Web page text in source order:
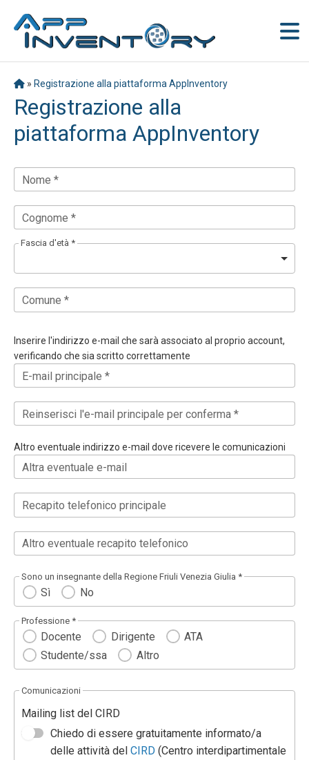
» Registrazione alla piattaforma AppInventory
Registrazione alla
piattaforma AppInventory
Nome *
Cognome *
Fascia d'età *
Comune *
Inserire l'indirizzo e-mail che sarà associato al proprio account,
verificando che sia scritto correttamente
E-mail principale *
Reinserisci l'e-mail principale per conferma *
Altro eventuale indirizzo e-mail dove ricevere le comunicazioni
Altra eventuale e-mail
Recapito telefonico principale
Altro eventuale recapito telefonico
Sono un insegnante della Regione Friuli Venezia Giulia *
Sì No
Professione *
Docente Dirigente
ATA
Studente/ssa
Altro
Comunicazioni
Mailing list del CIRD
Chiedo di essere gratuitamente informato/a
delle attività delCIRD (Centro interdipartimentale